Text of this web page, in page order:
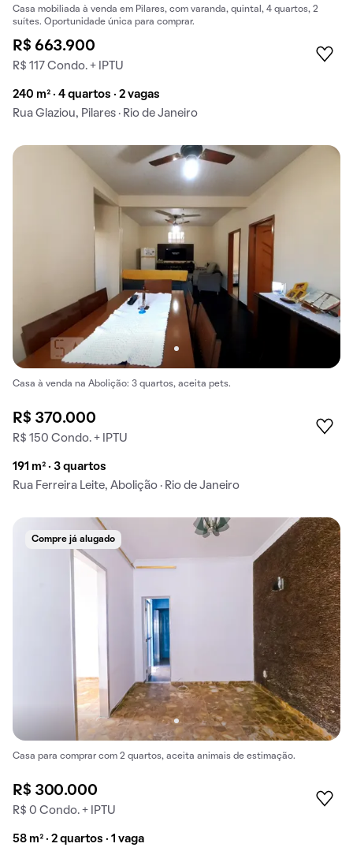
Casa mobiliada à venda em Pilares, com varanda, quintal, 4 quartos, 2
suítes. Oportunidade única para comprar.
R$ 663.900
R$ 117 Condo. + IPTU
240 m² · 4 quartos · 2 vagas
Rua Glaziou, Pilares · Rio de Janeiro
Casa à venda na Abolição: 3 quartos, aceita pets.
R$ 370.000
R$ 150 Condo. + IPTU
191 m² · 3 quartos
Rua Ferreira Leite, Abolição · Rio de Janeiro
Compre já alugado
Casa para comprar com 2 quartos, aceita animais de estimação.
R$ 300.000
R$ 0 Condo. + IPTU
58 m² · 2 quartos · 1 vaga